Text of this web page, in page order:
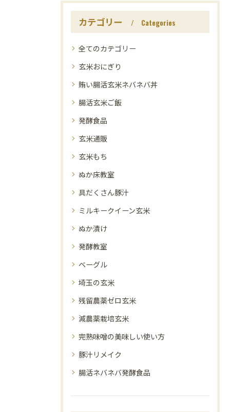
カテゴリー Categories
全てのカテゴリー
玄米おにぎり
賄い腸活玄米ネバネバ丼
腸活玄米ご飯
発酵食品
玄米通販
玄米もち
ぬか床教室
具だくさん豚汁
ミルキークイーン玄米
ぬか漬け
発酵教室
ベーグル
埼玉の玄米
残留農薬ゼロ玄米
減農薬栽培玄米
完熟味噌の美味しい使い方
豚汁リメイク
腸活ネバネバ発酵食品